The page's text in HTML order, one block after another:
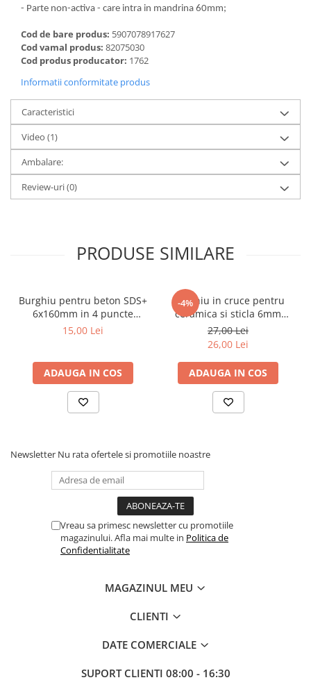
Discuri pentru ferastrau circular
Discuri pentru slefuire gleturi
Discuri pentru taiere si polizare
Taiere umeda si uscata
Distantieri nivelare si fixare
Distantieri cruce, tip T si penite
Distantieri pentru nivelare
Echipamente pentru protectie
Centuri scule si hamuri
Manusi pentru protectie
Chingi si cordeline
Coliere din plastic
Lampi pe gaz, fludor
Ventuze
Gletiere, spacluri si mistrii
Alte gletiere
Gletiere profesionale
Mistrii drepte si pentru colturi
Instrumente pentru scris si trasat
- Parte non-activa - care intra in mandrina 60mm;
Cod de bare produs: 5907078917627
Cod vamal produs: 82075030
Cod produs producator: 1762
Informatii conformitate produs
Caracteristici
Video (1)
Ambalare:
Review-uri(0)
PRODUSE SIMILARE
Burghiu pentru beton SDS+
6x160mm in 4 puncte
PROFESIONAL Draumet
15,00 Lei
ADAUGA IN COS
-4%
Burghiu in cruce pentru
ceramica si sticla 6mm
Draumet
27,00 Lei
26,00 Lei
ADAUGA IN COS
Newsletter Nu rata ofertele si promotiile noastre
Vreau sa primesc newsletter cu promotiile
magazinului. Afla mai multe in Politica de
Confidentialitate
MAGAZINUL MEU
CLIENTI
DATE COMERCIALE
SUPORT CLIENTI 08:00 - 16:30